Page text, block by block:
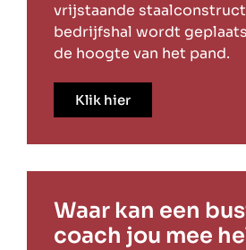
vrijstaande
bedrijfshal wordt
de hoogte van het pand.
Klik hier
Waar kan een
coach jou mee